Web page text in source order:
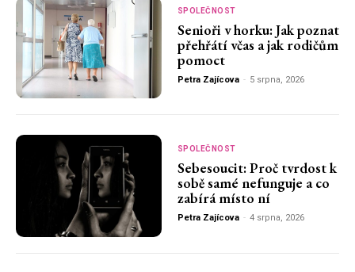
SPOLEČNOST
Senioři v horku: Jak poznat
přehřátí včas a jak rodičům
pomoct
Petra Zajícova - 5 srpna, 2026
SPOLEČNOST
Sebesoucit: Proč tvrdost k
sobě samé nefunguje a co
zabírá místo ní
Petra Zajícova - 4 srpna, 2026